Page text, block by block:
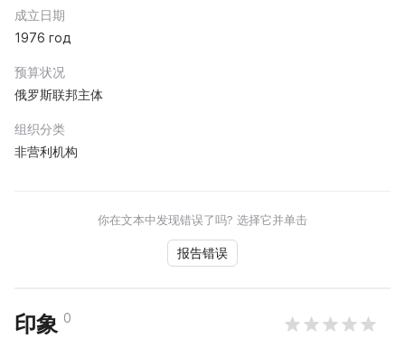
成立日期
1976 год
预算状况
俄罗斯联邦主体
组织分类
非营利机构
你在文本中发现错误了吗? 选择它并单击
报告错误
印象 0